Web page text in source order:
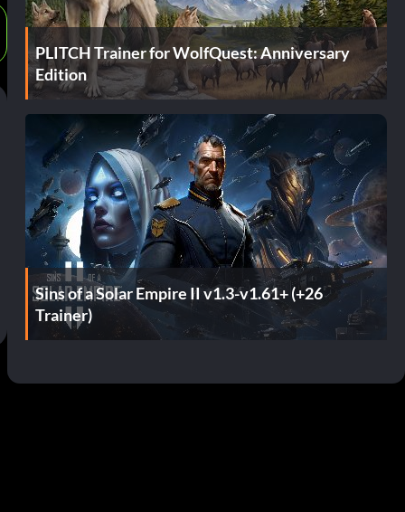
PLITCH Trainer for WolfQuest: Anniversary
Edition
Sins of a Solar Empire II v1.3-v1.61+ (+26
Trainer)